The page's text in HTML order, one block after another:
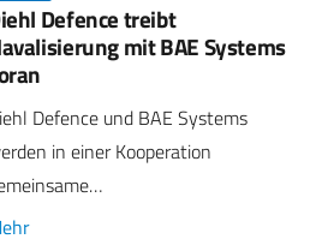
Defence treibt
mit BAE Systems
Defence und BAE Systems
in einer Kooperation